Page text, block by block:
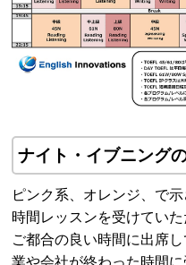
ナイト・イブニング
ピンク系、オレンジ、で
時間レッスンを受けていた
ご都合の良い時間に出席
業や会社が終わった時間に